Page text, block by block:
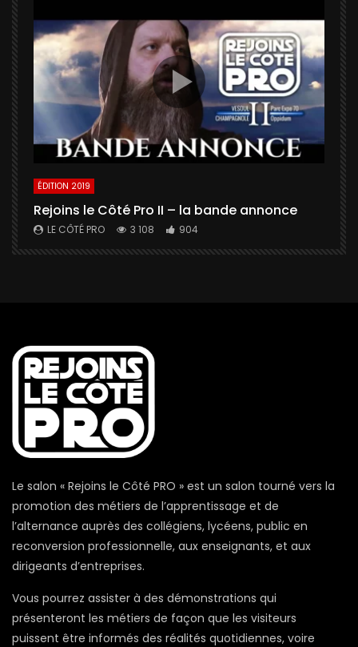
ÉDITION 2019
Rejoins le Côté Pro II – la bande annonce
LE CÔTÉ PRO 3 108 904
Le salon « Rejoins le Côté PRO » est un salon tourné vers la
promotion des métiers de l’apprentissage et de
l’alternance auprès des collégiens, lycéens, public en
reconversion professionnelle, aux enseignants, et aux
dirigeants d’entreprises.
Vous pourrez assister à des démonstrations qui
présenteront les métiers de façon que les visiteurs
puissent être informés des réalités quotidiennes, voire